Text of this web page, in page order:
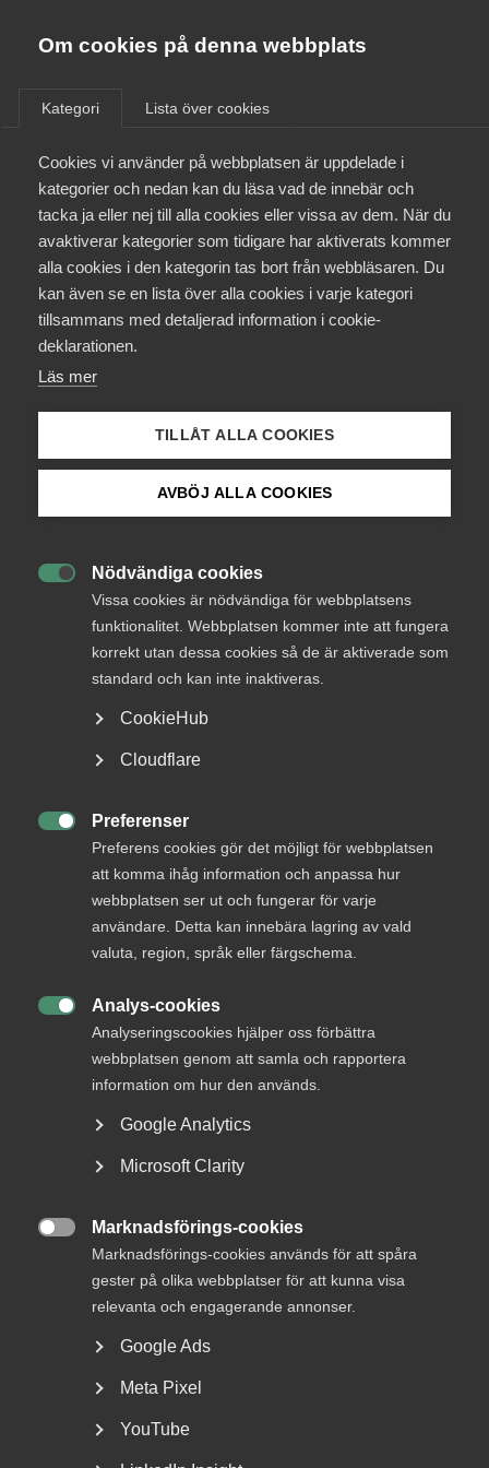
Om cookies på denna webbplats
Kategori Lista över cookies
Cookies vi använder på webbplatsen är uppdelade i
kategorier och nedan kan du läsa vad de innebär och
tacka ja eller nej till alla cookies eller vissa av dem. När du
avaktiverar kategorier som tidigare har aktiverats kommer
alla cookies i den kategorin tas bort från webbläsaren. Du
kan även se en lista över alla cookies i varje kategori
tillsammans med detaljerad information i cookie-
deklarationen.
Läs mer
TILLÅT ALLA COOKIES
AVBÖJ ALLA COOKIES
Nödvändiga cookies
Vissa cookies är nödvändiga för webbplatsens
funktionalitet. Webbplatsen kommer inte att fungera
korrekt utan dessa cookies så de är aktiverade som
standard och kan inte inaktiveras.
CookieHub
Cloudflare
Preferenser
Preferens cookies gör det möjligt för webbplatsen
att komma ihåg information och anpassa hur
webbplatsen ser ut och fungerar för varje
användare. Detta kan innebära lagring av vald
valuta, region, språk eller färgschema.
Analys-cookies
Analyseringscookies hjälper oss förbättra
webbplatsen genom att samla och rapportera
information om hur den används.
Google Analytics
Microsoft Clarity
Marknadsförings-cookies
Marknadsförings-cookies används för att spåra
gester på olika webbplatser för att kunna visa
relevanta och engagerande annonser.
Google Ads
Meta Pixel
YouTube
Almega Utbildning
Innovations­företagen
Kompetens­företagen
Medie­företagen
Säkerhets­företagen
Tåg­företagen
Om Almega
Aktuellt
Medlemskapet
Mina sidor
Kurser & utbildningar
Logga in på Arbetsgivarguiden
Sök på almega.se
Cookie-inställningar
Betänkandet Offentlig
upphandling från eget
företag?! – och vissa andra
frågor (SOU 2011:43)
Okategoriserade
Inkom från Finansdepartementet den 16 maj 2011
särskilt framhålla följande:
Almega avstryker utredningens lagförslag avseende
undantag från upphandlingsskydighet i in-house
situationer, då EU-domstolen inte har godkänt den
föreslagna omfattningen på undantaget.
Almega anser att Sverige, till skillnad från
utredningens förslag, ska permanenta det
nuvarande temporära undantaget som stadgas i 2
Almega tillstryker utredningens förslag på
ändringar i kommunallagen. Att de
kommunalrättsliga principerna följs torde vara en
förutsättning för att kontrollkriteriet ska kunna
anses vara uppfyllt.
ändringar i lagen om vissa kommunala befogenheter,
då det leder till en förenklad administration.
Läs hela remissvaret.
Besvarad
Finansdepartementet
Svar senast